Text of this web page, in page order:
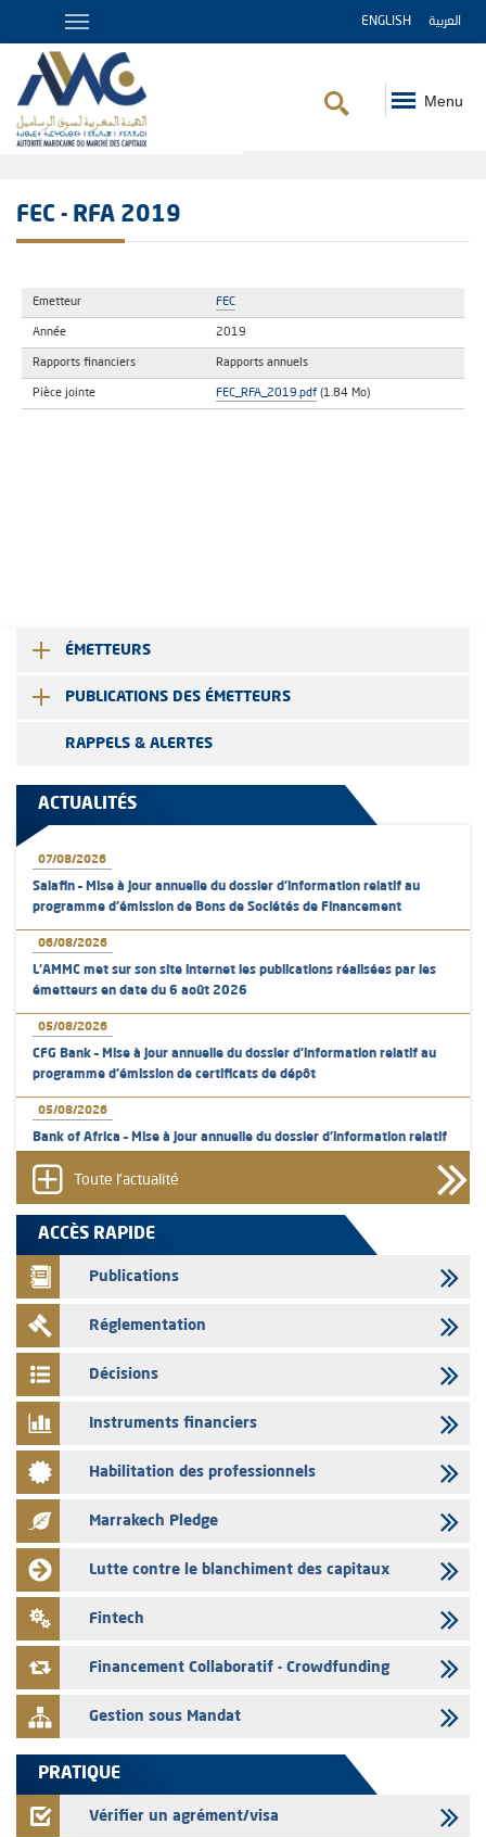
ENGLISH العربية
Menu
FEC - RFA 2019
Emetteur FEC
Année 2019
Rapports financiers Rapports annuels
Pièce jointe FEC_RFA_2019.pdf (1.84 Mo)
ÉMETTEURS
PUBLICATIONS DES ÉMETTEURS
RAPPELS & ALERTES
ACTUALITÉS
07/08/2026
Salafin – Mise à jour annuelle du dossier d’information relatif au
programme d'émission de Bons de Sociétés de Financement
06/08/2026
L’AMMC met sur son site internet les publications réalisées par les
émetteurs en date du 6 août 2026
05/08/2026
CFG Bank – Mise à jour annuelle du dossier d’information relatif au
programme d'émission de certificats de dépôt
05/08/2026
Bank of Africa – Mise à jour annuelle du dossier d’information relatif
05/08/2026
L’AMMC met sur son site internet les publications réalisées par les
émetteurs en date du 5 août 2026
04/08/2026
L’AMMC met sur son site internet les publications réalisées par les
émetteurs en date du 4 août 2026
Saham Bank – Mise à jour annuelle du dossier d’information relatif au
03/08/2026
L’AMMC met sur son site internet les publications réalisées par les
émetteurs en date du 3 août 2026
03/08/2026
Liste des agréments et visas d'OPCVM accordés par l'AMMC pour le
mois de juillet 2026
03/08/2026
L' AMMC publie les indicateurs mensuels du marché des capitaux pour
le mois de Juin 2026
Toute l'actualité
ACCÈS RAPIDE
Publications
Réglementation
Décisions
Instruments financiers
Habilitation des professionnels
Marrakech Pledge
Lutte contre le blanchiment des capitaux
Fintech
Financement Collaboratif - Crowdfunding
Gestion sous Mandat
PRATIQUE
Vérifier un agrément/visa